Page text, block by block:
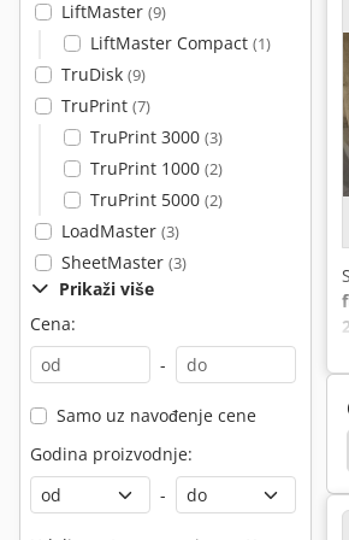
LiftMaster (9)
LiftMaster Compact (1)
TruDisk (9)
TruPrint (7)
TruPrint 3000 (3)
TruPrint 1000 (2)
TruPrint 5000 (2)
LoadMaster (3)
SheetMaster (3)
Prikaži više
Cena:
-
Samo uz navođenje cene
Godina proizvodnje:
-
Spoljni Nit